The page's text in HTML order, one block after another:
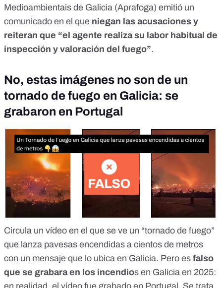
Medioambientais de Galicia (Aprafoga) emitió un
comunicado en el que niegan las acusaciones y
reiteran que “el agente realiza su labor habitual de
inspección y valoración del fuego”.
No, estas imágenes no son de un
tornado de fuego en Galicia: se
grabaron en Portugal
Circula un vídeo en el que se ve un “tornado de fuego”
que lanza pavesas encendidas a cientos de metros
con un mensaje que lo ubica en Galicia. Pero es falso
que se grabara en los incendios en Galicia en 2025:
en realidad, el vídeo fue grabado en Portugal. Se trata